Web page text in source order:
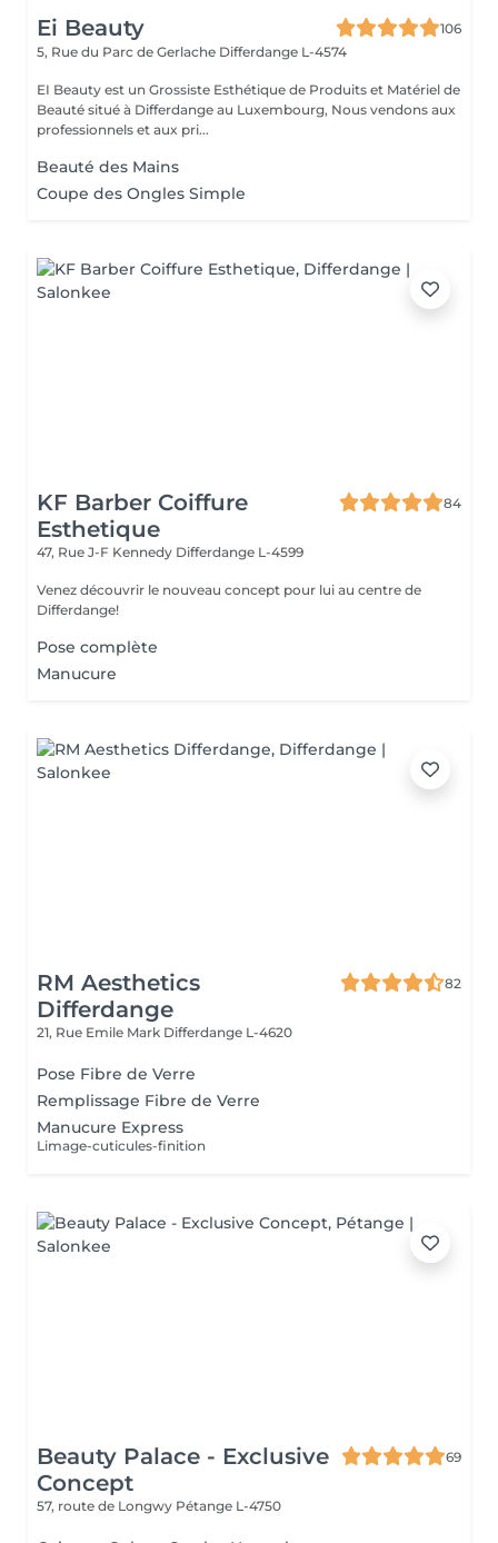
Ei Beauty
106
5, Rue du Parc de Gerlache Differdange L-4574
EI Beauty est un Grossiste Esthétique de Produits et Matériel de
Beauté situé à Differdange au Luxembourg, Nous vendons aux
professionnels et aux pri...
Beauté des Mains
Coupe des Ongles Simple
KF Barber Coiffure
Esthetique
84
47, Rue J-F Kennedy Differdange L-4599
Venez découvrir le nouveau concept pour lui au centre de
Differdange!
Pose complète
Manucure
RM Aesthetics
Differdange
82
21, Rue Emile Mark Differdange L-4620
Pose Fibre de Verre
Remplissage Fibre de Verre
Manucure Express
Limage-cuticules-finition
Beauty Palace - Exclusive
Concept
69
57, route de Longwy Pétange L-4750